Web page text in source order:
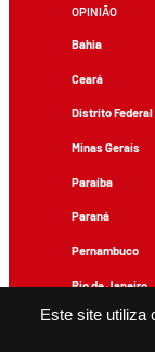
Este site utiliza
OPINIÃO
Bahia
Ceará
Distrito Federal
Minas Gerais
Paraíba
Paraná
Pernambuco
Rio de Janeiro
Rio Grande do